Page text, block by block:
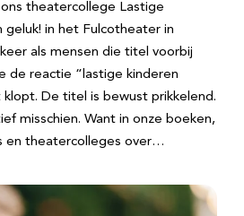
theatercollege Lastige
geluk! in het Fulcotheater in
als mensen die titel voorbij
de reactie “lastige kinderen
klopt. De titel is bewust prikkelend.
misschien. Want in onze boeken,
en theatercolleges over…